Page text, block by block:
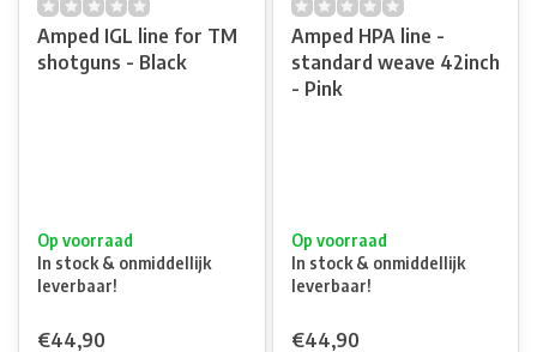
Amped IGL line for TM
shotguns - Black
Op voorraad
In stock & onmiddellijk
leverbaar!
€44,90
Amped HPA line -
standard weave 42inch
- Pink
Op voorraad
In stock & onmiddellijk
leverbaar!
€44,90